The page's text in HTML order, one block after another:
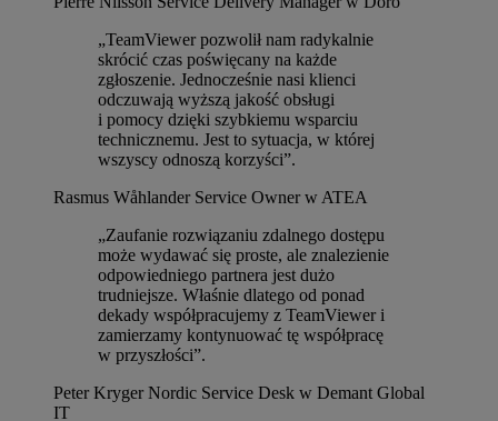
„TeamViewer pozwolił nam radykalnie
skrócić czas poświęcany na każde
zgłoszenie. Jednocześnie nasi klienci
odczuwają wyższą jakość obsługi
i pomocy dzięki szybkiemu wsparciu
technicznemu. Jest to sytuacja, w której
wszyscy odnoszą korzyści”.
Rasmus Wåhlander Service Owner w ATEA
„Zaufanie rozwiązaniu zdalnego dostępu
może wydawać się proste, ale znalezienie
odpowiedniego partnera jest dużo
trudniejsze. Właśnie dlatego od ponad
dekady współpracujemy z TeamViewer i
zamierzamy kontynuować tę współpracę
w przyszłości”.
Peter Kryger Nordic Service Desk w Demant Global
IT